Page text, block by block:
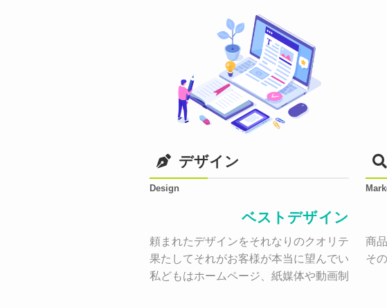
デザイン
Design
ベストデザイン
頼まれたデザインをそれなりのクオリティーで
果たしてそれがお客様が本当に望んでいた、
私どもはホームページ、紙媒体や動画制作まで
商
そ